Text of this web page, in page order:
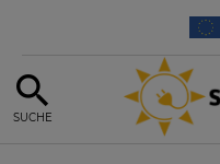
SUCHE